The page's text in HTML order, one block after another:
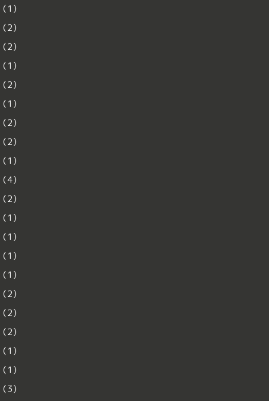
1）
2）
2）
1）
2）
1）
2）
2）
1）
4）
2）
1）
1）
1）
1）
2）
2）
2）
1）
1）
3）